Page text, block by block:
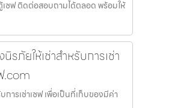
ซฟ ติดต่อสอบถามได้ตลอด พร้อมให้
ภัยให้เช่าสำหรับการเช่า
.com
รเช่าเซฟ เพื่อเป็นที่เก็บของมีค่า